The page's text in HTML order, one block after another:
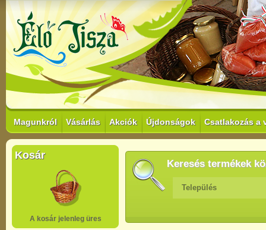
Magunkról Vásárlás Akciók Újdonságok Csatlakozás a
Kosár
A kosár jelenleg üres
Keresés termékek
Település